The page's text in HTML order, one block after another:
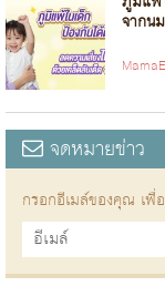
จากน
จดหมายข่าว
กรอกอีเมล์ของคุณ เพื่